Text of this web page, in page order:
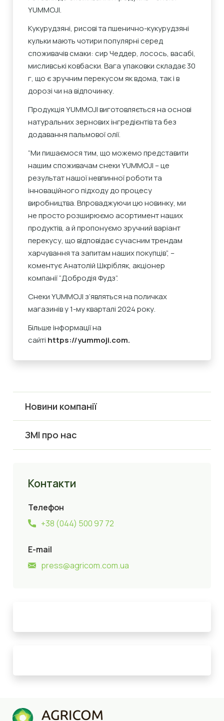
YUMMOJI.
Кукурудзяні, рисові та пшенично-кукурудзяні
кульки мають чотири популярні серед
споживачів смаки: сир Чеддер, лосось, васабі,
мисливські ковбаски. Вага упаковки складає 30
г, що є зручним перекусом як вдома, так і в
дорозі чи на відпочинку.
Продукція YUMMOJI виготовляється на основі
натуральних зернових інгредієнтів та без
додавання пальмової олії.
“Ми пишаємося тим, що можемо представити
нашим споживачам снеки YUMMOJI – це
результат нашої невпинної роботи та
інноваційного підходу до процесу
виробництва. Впроваджуючи цю новинку, ми
не просто розширюємо асортимент наших
продуктів, а й пропонуємо зручний варіант
перекусу, що відповідає сучасним трендам
харчування та запитам наших покупців”, –
коментує Анатолій Шкрібляк, акціонер
компанії “Добродія Фудз”.
Снеки YUMMOJI з’являться на поличках
магазинів у 1-му кварталі 2024 року.
Більше інформації на
сайті https://yummoji.com.
Новини компанії
ЗМІ про нас
Контакти
Телефон
+38 (044) 500 97 72
E-mail
press@agricom.com.ua